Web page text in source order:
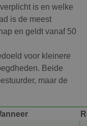
is en welke
is de meest
en geldt vanaf 50
voor kleinere
Beide
maar de